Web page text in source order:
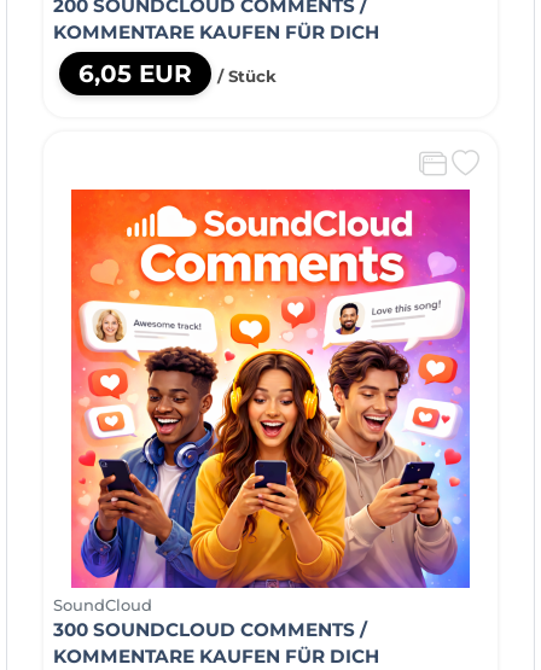
200 SOUNDCLOUD COMMENTS /
KOMMENTARE KAUFEN FÜR DICH
6,05 EUR / Stück
SoundCloud
300 SOUNDCLOUD COMMENTS /
KOMMENTARE KAUFEN FÜR DICH